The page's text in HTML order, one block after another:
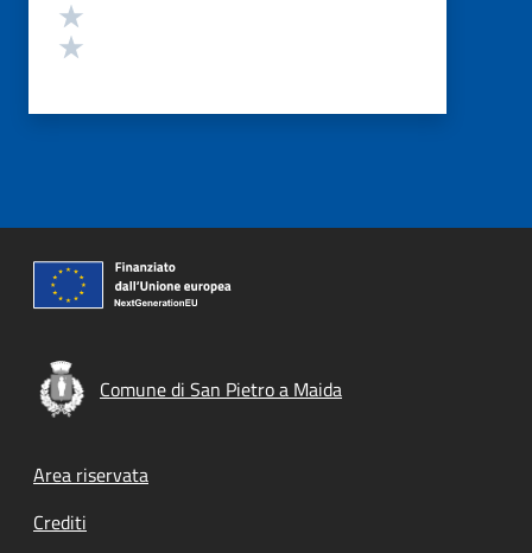
Comune di San Pietro a Maida
Footer menu
Area riservata
Crediti